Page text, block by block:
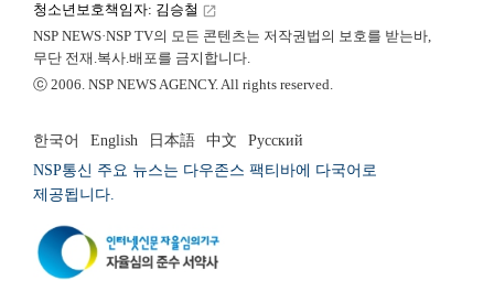
청소년보호책임자: 김승철 launch
NSP NEWS·NSP TV의 모든 콘텐츠는 저작권법의 보호를 받는바,
무단 전재.복사.배포를 금지합니다.
ⓒ 2006. NSP NEWS AGENCY. All rights reserved.
한국어 English 日本語 中文
Русский
NSP통신 주요 뉴스는 다우존스 팩티바에 다국어로
제공됩니다.